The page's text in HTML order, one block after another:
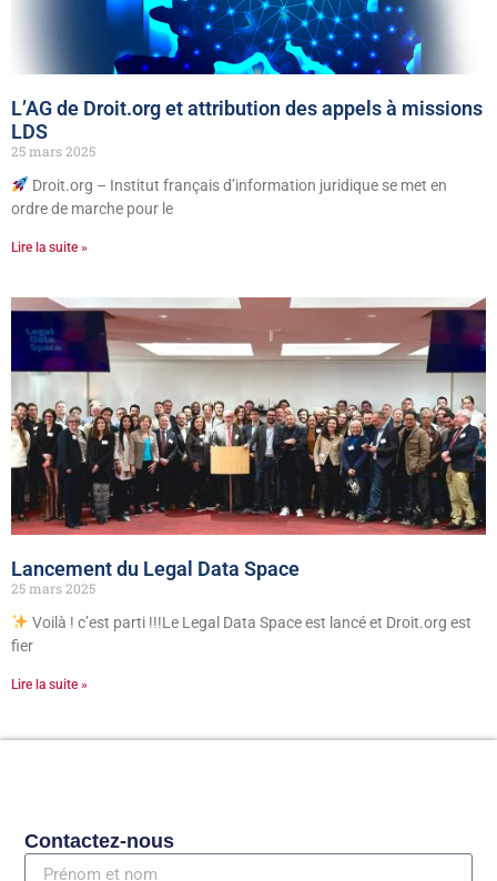
L’AG de Droit.org et attribution des appels à missions
LDS
25 mars 2025
Droit.org – Institut français d’information juridique se met en
ordre de marche pour le
Lire la suite »
Lancement du Legal Data Space
25 mars 2025
Voilà ! c’est parti !!!Le Legal Data Space est lancé et Droit.org est
fier
Lire la suite »
Contactez-nous